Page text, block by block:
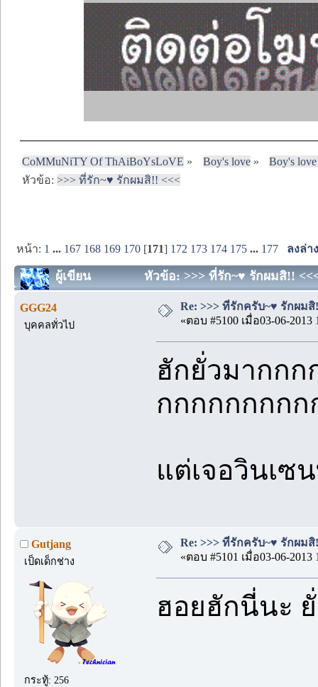
CoMMuNiTY Of ThAiBoYsLoVE » Boy's love»
Boy's
หัวข้อ:>>> ที่รัก~♥ รักผมสิ!! <<<
หน้า: 1 ... 167 168 169 170 [171] 172 173 174 175 ... 177 ลงล่า
ผู้เขียน หัวข้อ: >>> ที่รัก~♥ รักผมสิ!!
GGG24
บุคคลทั่วไป
Re: >>> ที่รักครับ~♥ รักผมสิ
«ตอบ #5100 เมื่อ03-06-2013
ฮักยั่วมากก
กกกกกกกกก
แต่เจอวินเซ
Gutjang
เป็ดเด็กช่าง
กระทู้: 256
Re: >>> ที่รักครับ~♥ รักผมสิ
«ตอบ #5101 เมื่อ03-06-2013
ฮอยฮักนี่นะ